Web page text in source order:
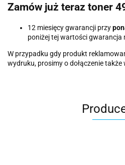
Zamów już teraz toner
12 miesięcy gwarancji przy
poniżej tej wartości gwarancja
W przypadku gdy produkt
wydruku, prosimy o dołączenie